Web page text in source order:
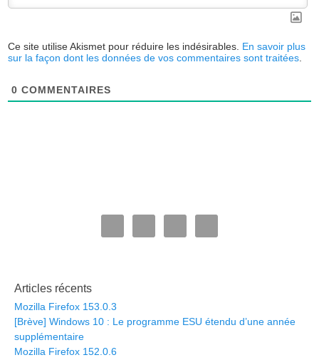
Ce site utilise Akismet pour réduire les indésirables. En savoir plus
sur la façon dont les données de vos commentaires sont traitées
0 COMMENTAIRES
Articles récents
Mozilla Firefox 153.0.3
[Brève] Windows 10 : Le programme ESU étendu d’une année
supplémentaire
Mozilla Firefox 152.0.6